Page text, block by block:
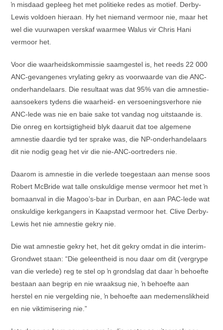
ŉ misdaad gepleeg het met politieke redes as motief. Derby-
Lewis voldoen hieraan. Hy het niemand vermoor nie, maar het
wel die vuurwapen verskaf waarmee Walus vir Chris Hani
vermoor het.
Voor die waarheidskommissie saamgestel is, het reeds 22 000
ANC-gevangenes vrylating gekry as voorwaarde van die ANC-
onderhandelaars. Die resultaat was dat 95% van die amnestie-
aansoekers tydens die waarheid- en versoeningsverhore nie
ANC-lede was nie en baie sake tot vandag nog uitstaande is.
Die onreg en kortsigtigheid blyk daaruit dat toe algemene
amnestie daardie tyd ter sprake was, die NP-onderhandelaars
dit nie nodig geag het vir die nie-ANC-oortreders nie.
Daarom is amnestie in die verlede toegestaan aan mense soos
Robert McBride wat talle onskuldige mense vermoor het met ŉ
bomaanval in die Magoo’s-bar in Durban, en aan PAC-lede wat
onskuldige kerkgangers in Kaapstad vermoor het. Clive Derby-
Lewis het nie amnestie gekry nie.
Die wat amnestie gekry het, het dit gekry omdat in die interim-
Grondwet staan: “Die geleentheid is nou daar om dit (vergrype
van die verlede) reg te stel op ŉ grondslag dat daar ŉ behoefte
bestaan aan begrip en nie wraaksug nie, ŉ behoefte aan
herstel en nie vergelding nie, ŉ behoefte aan medemenslikheid
en nie viktimisering nie.”